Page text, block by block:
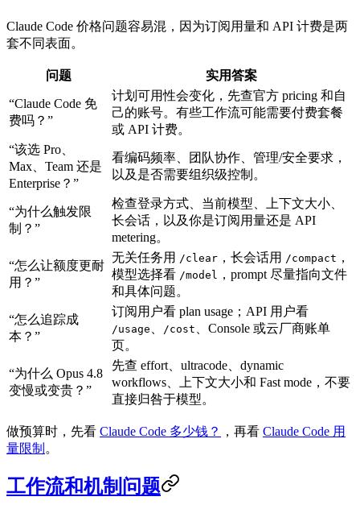
Claude Code 价格问题容易混，因为订阅用量和 API 计费是两
套不同表面。
问题 实用答案
“Claude Code 免
费吗？”
计划可用性会变化，先查官方 pricing 和自
己的账号。有些工作流可能需要付费套餐
或 API 计费。
“该选 Pro、
Max、Team 还是
Enterprise？”
看编码频率、团队协作、管理/安全要求，
以及是否需要组织级控制。
“为什么触发限
制？”
检查登录方式、当前模型、上下文大小、
长会话，以及你是订阅用量还是 API
metering。
“怎么让额度更耐
用？”
无关任务用 /clear ，长会话用 /compact ，
模型选择看 /model ，prompt 尽量指向文件
和具体问题。
“怎么追踪成
本？”
订阅用户看 plan usage；API 用户看
/usage /cost
、Console 或云厂商账单
页。
“为什么 Opus 4.8
变慢或变贵？”
先查 effort、ultracode、dynamic
workflows、上下文大小和 Fast mode，不要
直接归咎于模型。
做预算时，先看 Claude Code 多少钱？ ，再看 Claude Code 用
量限制 。
工作流和机制问题